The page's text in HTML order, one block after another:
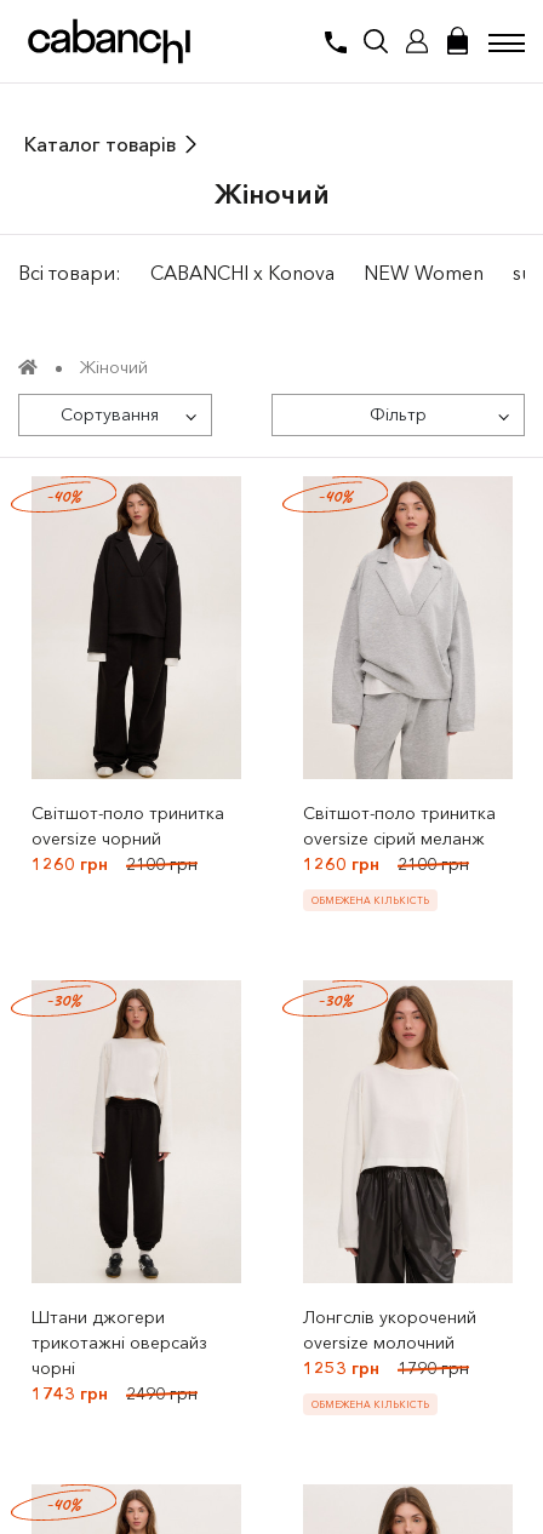
Каталог товарів
Жiночий
Всі товари: CABANCHI x Konova NEW Women
Жiночий
Сортування Фільтр
Світшот-поло тринитка
oversize чорний
1260 грн
2100 грн
-40%
Світшот-поло тринитка
oversize сірий меланж
1260 грн
2100 грн
ОБМЕЖЕНА КІЛЬКІСТЬ
-40%
Штани джогери
трикотажні оверсайз
чорні
1743 грн
2490 грн
-30%
Лонгслів укорочений
oversize молочний
1253 грн
1790 грн
ОБМЕЖЕНА КІЛЬКІСТЬ
-30%
-40%